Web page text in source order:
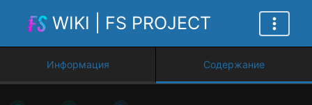
WIKI | FS PROJECT
Информация Содержание